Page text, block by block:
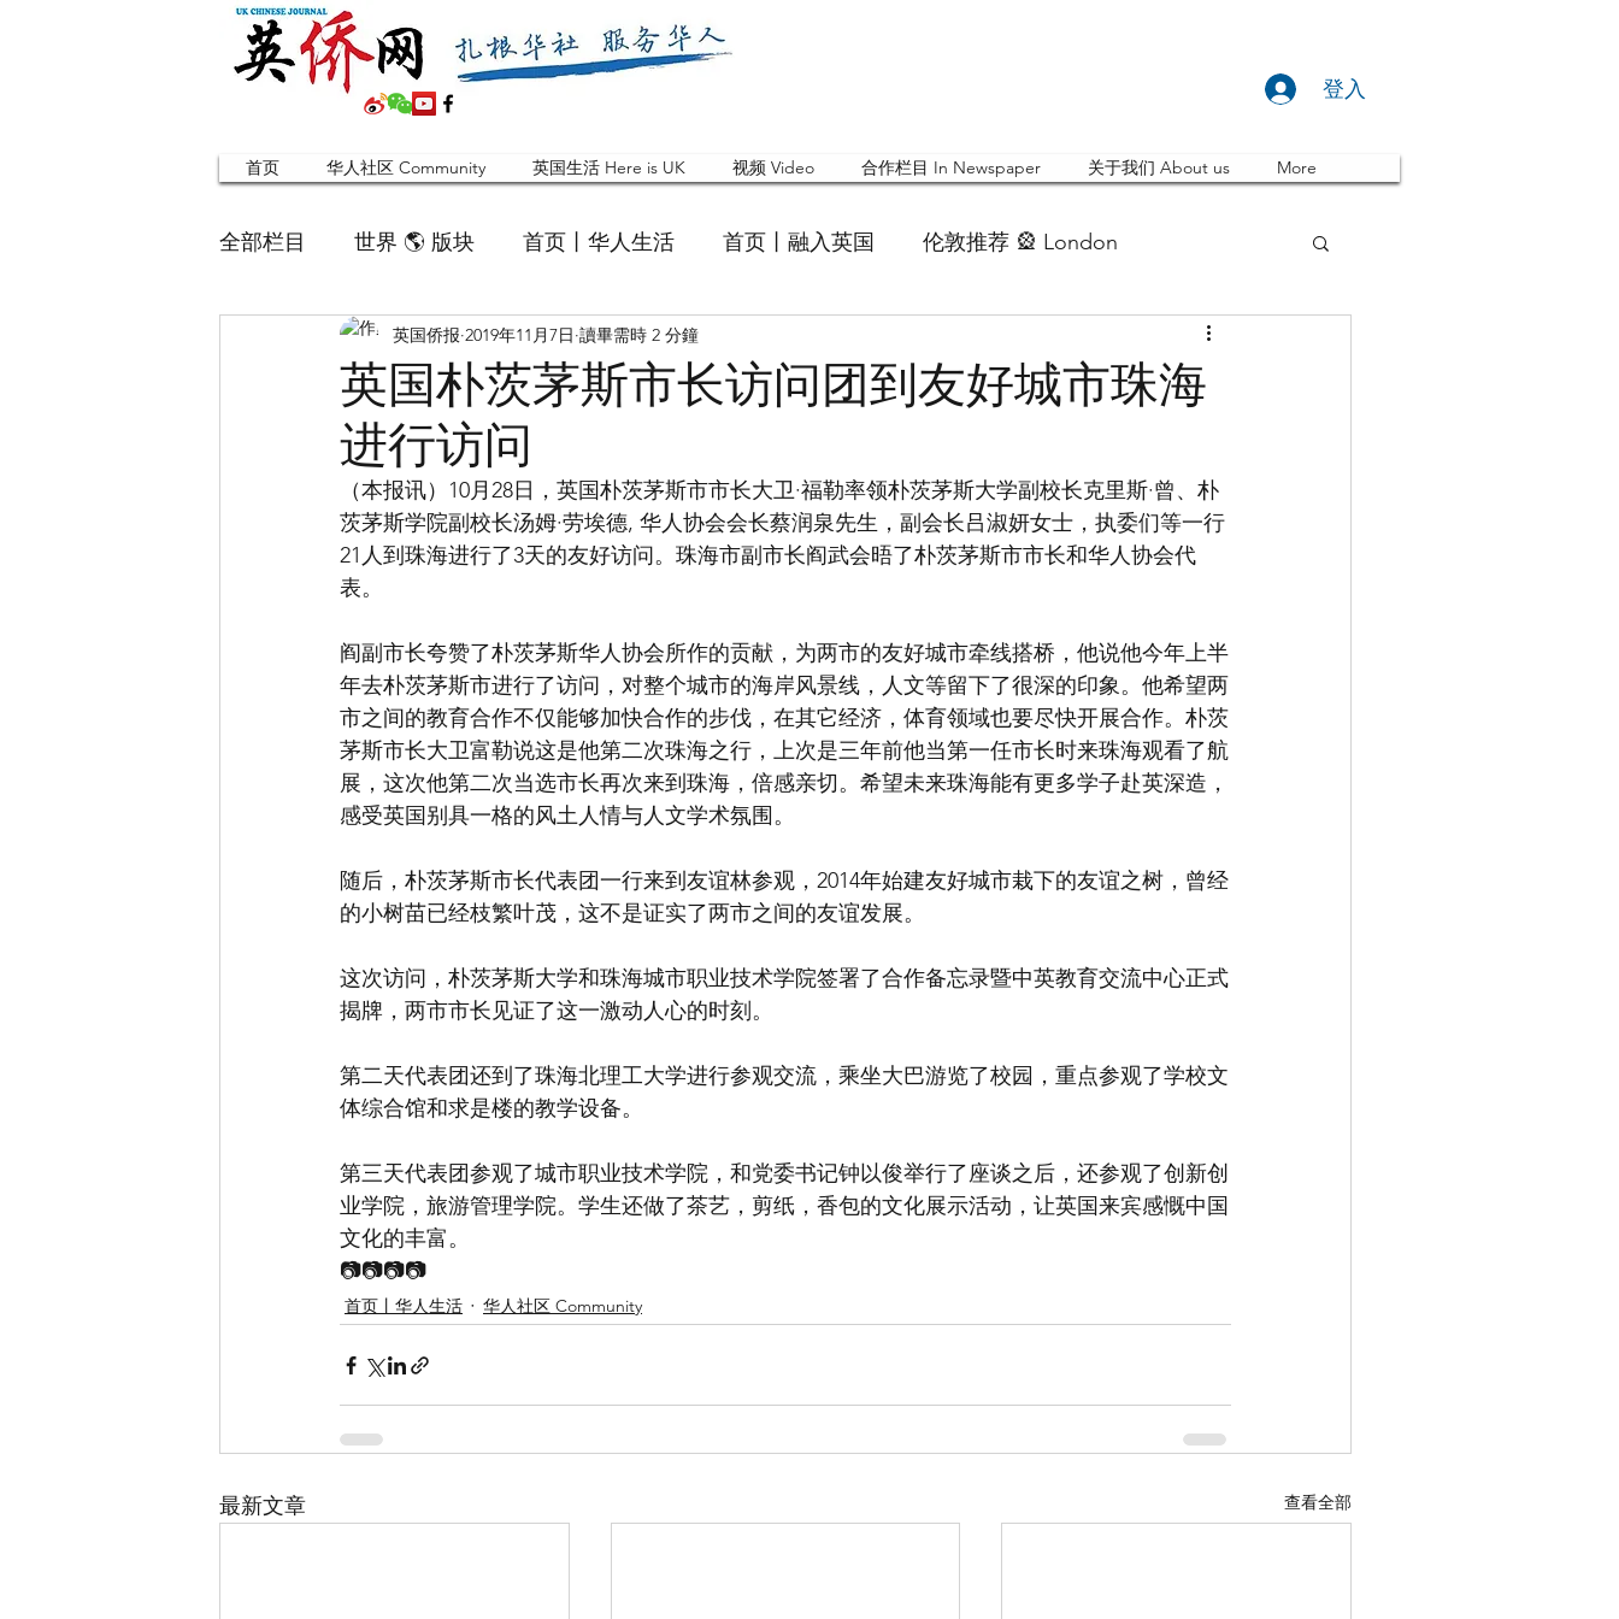
登入
首页 华人社区 Community 英国生活 Here is UK 视频 Video 合作栏目 In Newspaper 关于我们 About us More
全部栏目 世界 🌎 版块 首页丨华人生活 首页丨融入英国 伦敦推荐 🎡 London
英国脱宅指南 Time out 英国快乐肥宅指南 Cola
寻找组织 Friends 华人专题 Feature
合作栏目 留学生 英国白金汉大学中国校友会
英国朴茨茅斯市长访问团到友好城市珠海
进行访问
英国侨报 2019年11月7日 讀畢需時 2 分鐘
（本报讯）10月28日，英国朴茨茅斯市市长大卫·福勒率领朴茨茅斯大学副校长克里斯·曾、朴
茨茅斯学院副校长汤姆·劳埃德, 华人协会会长蔡润泉先生，副会长吕淑妍女士，执委们等一行
21人到珠海进行了3天的友好访问。珠海市副市长阎武会晤了朴茨茅斯市市长和华人协会代
表。
阎副市长夸赞了朴茨茅斯华人协会所作的贡献，为两市的友好城市牵线搭桥，他说他今年上半
年去朴茨茅斯市进行了访问，对整个城市的海岸风景线，人文等留下了很深的印象。他希望两
市之间的教育合作不仅能够加快合作的步伐，在其它经济，体育领域也要尽快开展合作。朴茨
茅斯市长大卫富勒说这是他第二次珠海之行，上次是三年前他当第一任市长时来珠海观看了航
展，这次他第二次当选市长再次来到珠海，倍感亲切。希望未来珠海能有更多学子赴英深造，
感受英国别具一格的风土人情与人文学术氛围。
随后，朴茨茅斯市长代表团一行来到友谊林参观，2014年始建友好城市栽下的友谊之树，曾经
的小树苗已经枝繁叶茂，这不是证实了两市之间的友谊发展。
这次访问，朴茨茅斯大学和珠海城市职业技术学院签署了合作备忘录暨中英教育交流中心正式
揭牌，两市市长见证了这一激动人心的时刻。
第二天代表团还到了珠海北理工大学进行参观交流，乘坐大巴游览了校园，重点参观了学校文
体综合馆和求是楼的教学设备。
第三天代表团参观了城市职业技术学院，和党委书记钟以俊举行了座谈之后，还参观了创新创
业学院，旅游管理学院。学生还做了茶艺，剪纸，香包的文化展示活动，让英国来宾感慨中国
文化的丰富。
📷📷📷📷
首页丨华人生活 华人社区 Community
最新文章 查看全部